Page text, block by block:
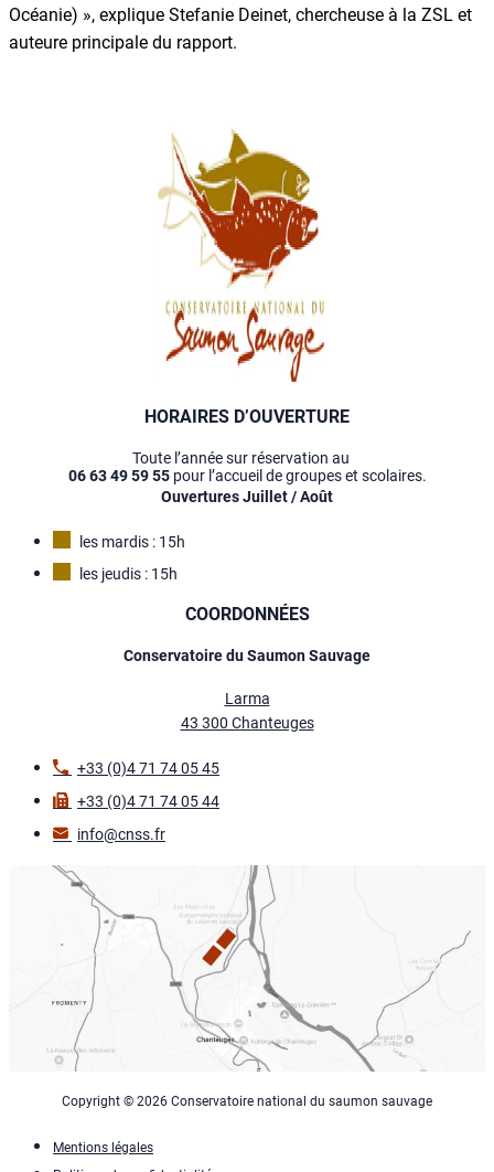
Océanie) », explique Stefanie Deinet, chercheuse à la ZSL et
auteure principale du rapport.
HORAIRES D’OUVERTURE
Toute l’année sur réservation au
06 63 49 59 55pour l’accueil de groupes et scolaires.
Ouvertures Juillet / Août
les mardis : 15h
les jeudis : 15h
COORDONNÉES
Conservatoire du Saumon Sauvage
Larma
43 300 Chanteuges
+33 (0)4 71 74 05 45
+33 (0)4 71 74 05 44
info@cnss.fr
Copyright © 2026 Conservatoire national du saumon sauvage
Mentions légales